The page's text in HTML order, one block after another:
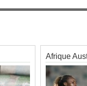
Afrique
la FEC
7